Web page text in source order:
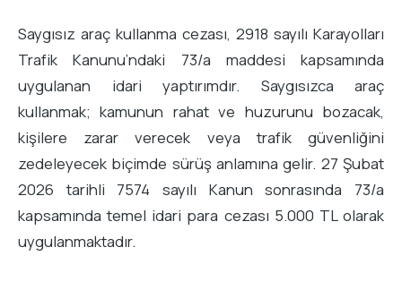
Saygısız araç kullanma cezası, 2918 sayılı Karayolları
Trafik Kanunu’ndaki 73/a maddesi kapsamında
uygulanan idari yaptırımdır. Saygısızca araç
kullanmak; kamunun rahat ve huzurunu bozacak,
kişilere zarar verecek veya trafik güvenliğini
zedeleyecek biçimde sürüş anlamına gelir. 27 Şubat
2026 tarihli 7574 sayılı Kanun sonrasında 73/a
kapsamında temel idari para cezası 5.000 TL olarak
uygulanmaktadır.